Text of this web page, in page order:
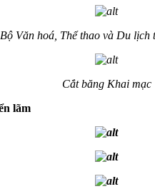
Văn hoá, Thể thao và Du lịch
Cắt băng Khai mạc
lãm